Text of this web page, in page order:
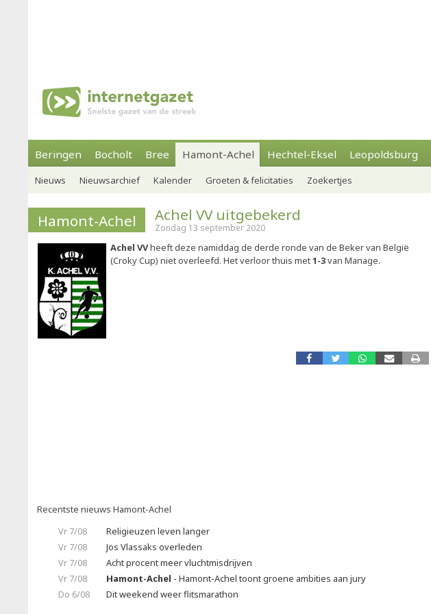
Beringen Bocholt Bree Hamont-Achel Hechtel-Eksel Leopoldsburg
Nieuws Nieuwsarchief Kalender Groeten & felicitaties Zoekertjes
Hamont-Achel Achel VV uitgebekerd
Zondag 13 september 2020
Achel VVheeft deze namiddag de derde ronde van de Beker van België
(Croky Cup) niet overleefd. Het verloor thuis met1-3van Manage.
Recentste nieuws Hamont-Achel
Vr 7/08
Religieuzen leven langer
Vr 7/08
Jos Vlassaks overleden
Vr 7/08
Acht procent meer vluchtmisdrijven
Vr 7/08
Hamont-Achel - Hamont-Achel toont groene ambities aan jury
Do 6/08
Dit weekend weer flitsmarathon